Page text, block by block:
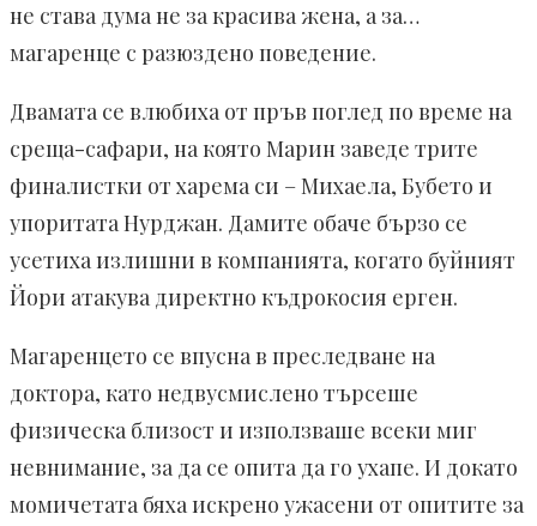
не става дума не за красива жена, а за…
магаренце с разюздено поведение.
Двамата се влюбиха от пръв поглед по време на
среща-сафари, на която Марин заведе трите
финалистки от харема си – Михаела, Бубето и
упоритата Нурджан. Дамите обаче бързо се
усетиха излишни в компанията, когато буйният
Йори атакува директно къдрокосия ерген.
Магаренцето се впусна в преследване на
доктора, като недвусмислено търсеше
физическа близост и използваше всеки миг
невнимание, за да се опита да го ухапе. И докато
момичетата бяха искрено ужасени от опитите за